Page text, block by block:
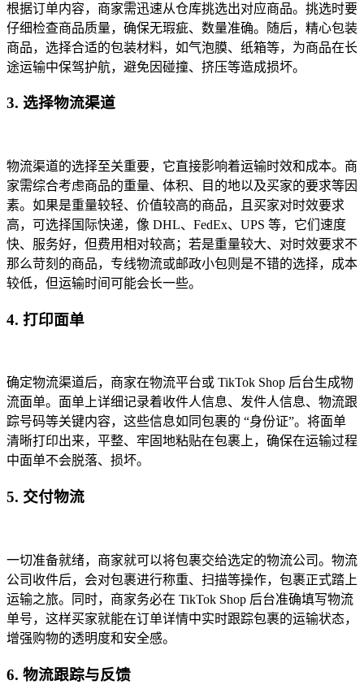
根据订单内容，商家需迅速从仓库挑选出对应商品。挑选时要
仔细检查商品质量，确保无瑕疵、数量准确。随后，精心包装
商品，选择合适的包装材料，如气泡膜、纸箱等，为商品在长
途运输中保驾护航，避免因碰撞、挤压等造成损坏。
3. 选择物流渠道
物流渠道的选择至关重要，它直接影响着运输时效和成本。商
家需综合考虑商品的重量、体积、目的地以及买家的要求等因
素。如果是重量较轻、价值较高的商品，且买家对时效要求
高，可选择国际快递，像 DHL、FedEx、UPS 等，它们速度
快、服务好，但费用相对较高；若是重量较大、对时效要求不
那么苛刻的商品，专线物流或邮政小包则是不错的选择，成本
较低，但运输时间可能会长一些。
4. 打印面单
确定物流渠道后，商家在物流平台或 TikTok Shop 后台生成物
流面单。面单上详细记录着收件人信息、发件人信息、物流跟
踪号码等关键内容，这些信息如同包裹的 “身份证”。将面单
清晰打印出来，平整、牢固地粘贴在包裹上，确保在运输过程
中面单不会脱落、损坏。
5. 交付物流
一切准备就绪，商家就可以将包裹交给选定的物流公司。物流
公司收件后，会对包裹进行称重、扫描等操作，包裹正式踏上
运输之旅。同时，商家务必在 TikTok Shop 后台准确填写物流
单号，这样买家就能在订单详情中实时跟踪包裹的运输状态，
增强购物的透明度和安全感。
6. 物流跟踪与反馈